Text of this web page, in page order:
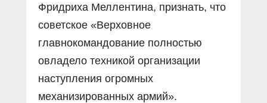
Фридриха Меллентина, признать, что
советское «Верховное
главнокомандование полностью
овладело техникой организации
наступления огромных
механизированных армий».